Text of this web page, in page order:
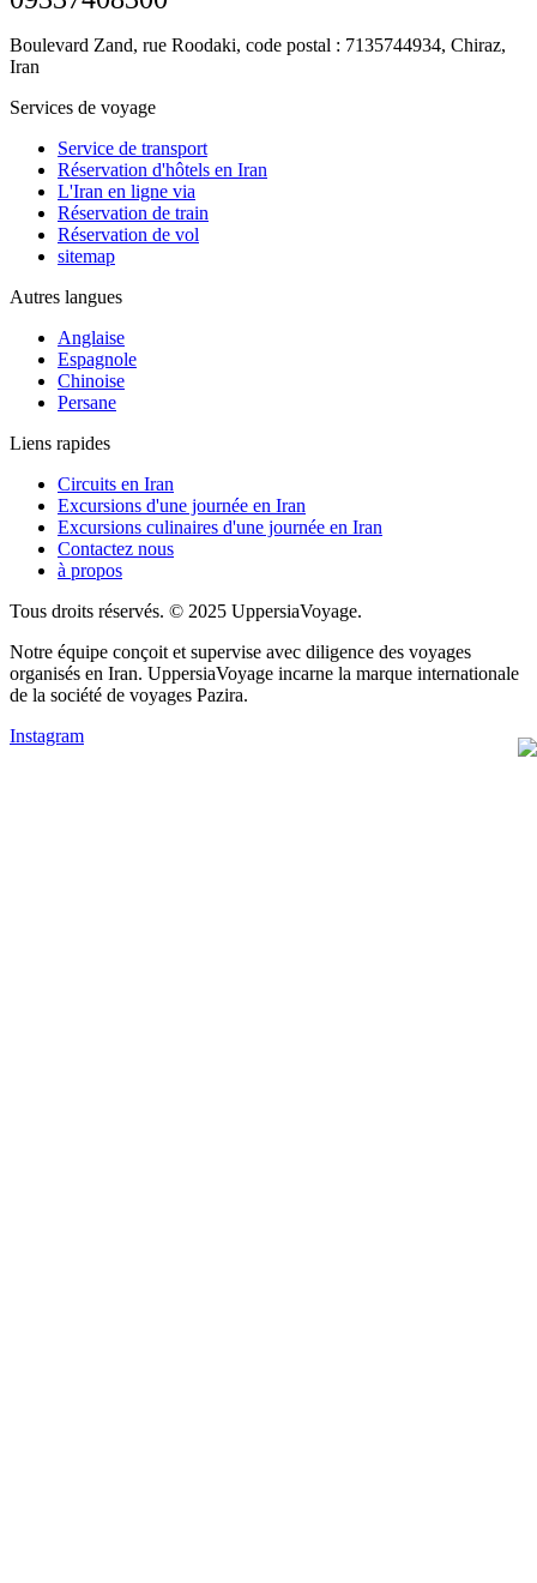
Boulevard Zand, rue Roodaki, code postal : 7135744934, Chiraz,
Iran
Services de voyage
Service de transport
Réservation d'hôtels en Iran
L'Iran en ligne via
Réservation de train
Réservation de vol
sitemap
Autres langues
Anglaise
Espagnole
Chinoise
Persane
Liens rapides
Circuits en Iran
Excursions d'une journée en Iran
Excursions culinaires d'une journée en Iran
Contactez nous
à propos
Tous droits réservés. © 2025 UppersiaVoyage.
Notre équipe conçoit et supervise avec diligence des voyages
organisés en Iran. UppersiaVoyage incarne la marque internationale
de la société de voyages Pazira.
Instagram